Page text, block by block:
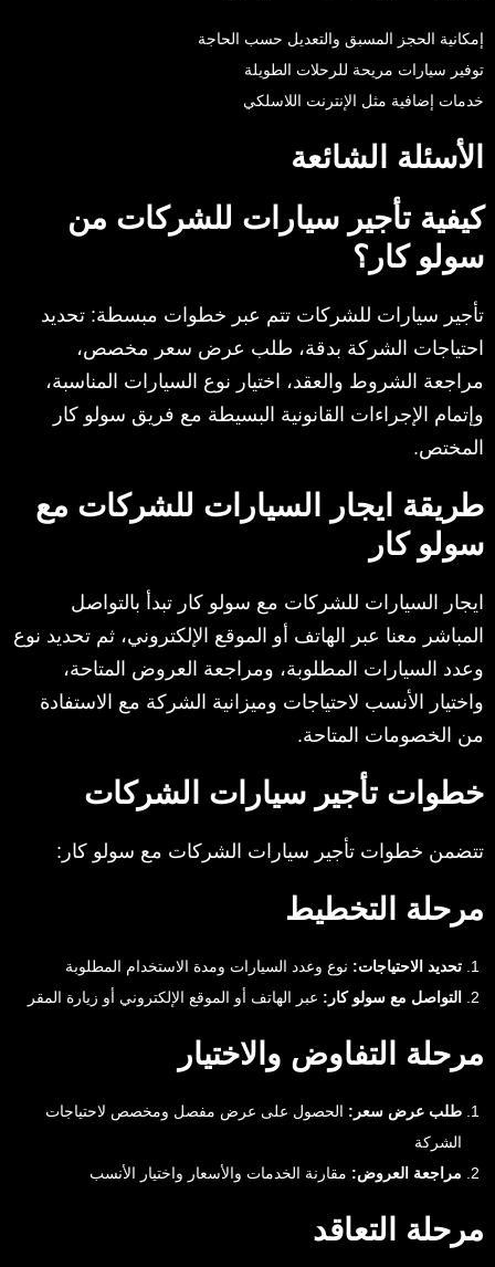
إمكانية الحجز المسبق والتعديل حسب الحاجة
توفير سيارات مريحة للرحلات الطويلة
خدمات إضافية مثل الإنترنت اللاسلكي
الأسئلة الشائعة
كيفية تأجير سيارات للشركات من
سولو كار؟
تأجير سيارات للشركات تتم عبر خطوات مبسطة: تحديد
احتياجات الشركة بدقة، طلب عرض سعر مخصص،
مراجعة الشروط والعقد، اختيار نوع السيارات المناسبة،
وإتمام الإجراءات القانونية البسيطة مع فريق سولو كار
المختص.
طريقة ايجار السيارات للشركات مع
سولو كار
ايجار السيارات للشركات مع سولو كار تبدأ بالتواصل
المباشر معنا عبر الهاتف أو الموقع الإلكتروني، ثم تحديد نوع
وعدد السيارات المطلوبة، ومراجعة العروض المتاحة،
واختيار الأنسب لاحتياجات وميزانية الشركة مع الاستفادة
من الخصومات المتاحة.
خطوات تأجير سيارات الشركات
تتضمن خطوات تأجير سيارات الشركات مع سولو كار:
مرحلة التخطيط
تحديد الاحتياجات: نوع وعدد السيارات ومدة الاستخدام المطلوبة
التواصل مع سولو كار: عبر الهاتف أو الموقع الإلكتروني أو زيارة المقر
مرحلة التفاوض والاختيار
طلب عرض سعر: الحصول على عرض مفصل ومخصص لاحتياجات
الشركة
مراجعة العروض: مقارنة الخدمات والأسعار واختيار الأنسب
مرحلة التعاقد